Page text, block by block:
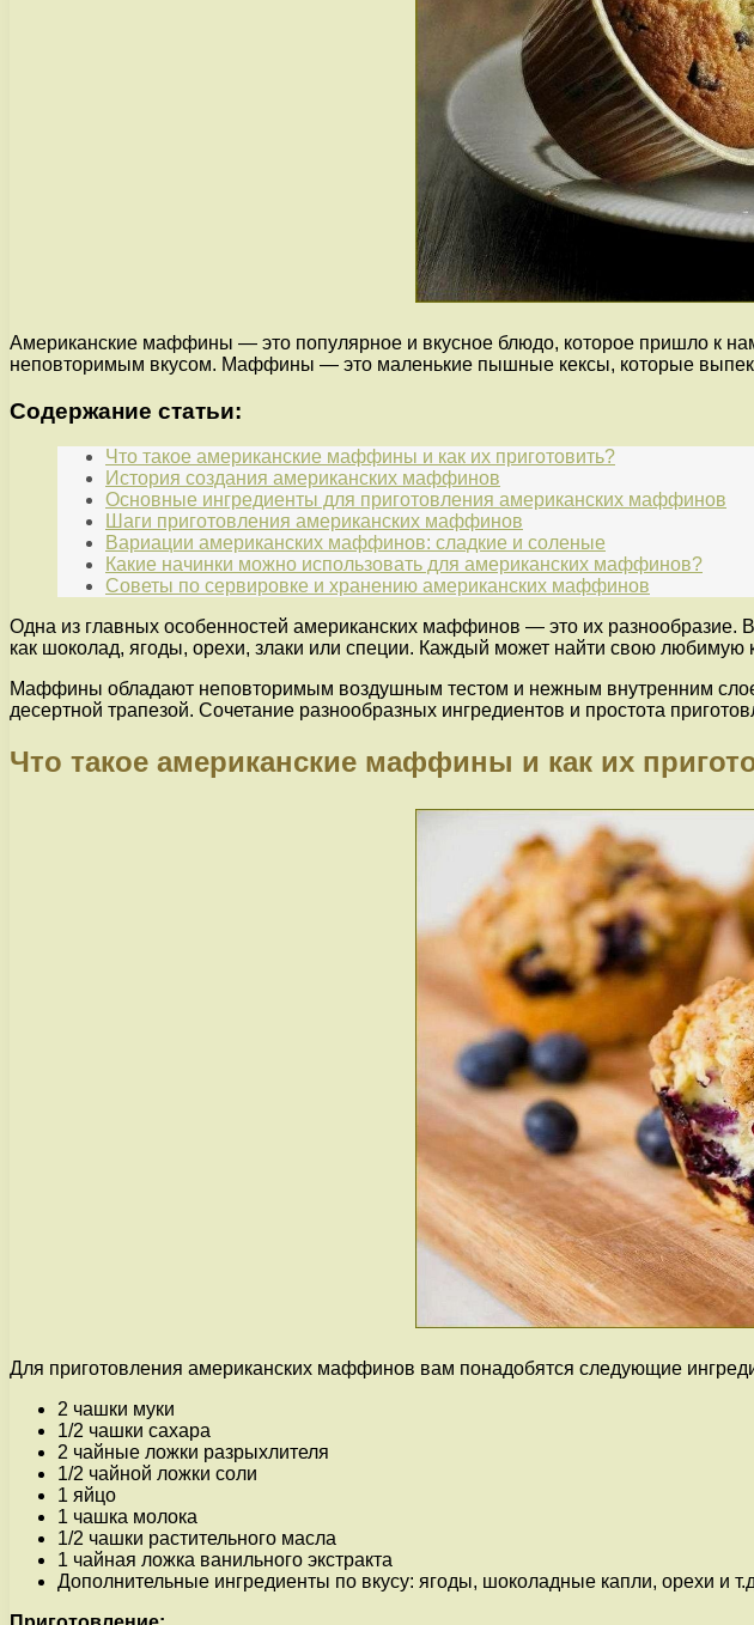
Американские маффины — это популярное и вкусное блюдо, которое пришло к
неповторимым вкусом. Маффины — это маленькие пышные кексы, которые
Содержание статьи:
Что такое американские маффины и как их приготовить?
История создания американских маффинов
Основные ингредиенты для приготовления американских маффинов
Шаги приготовления американских маффинов
Вариации американских маффинов: сладкие и соленые
Какие начинки можно использовать для американских маффинов?
Советы по сервировке и хранению американских маффинов
Одна из главных особенностей американских маффинов — это их разнообразие.
как шоколад, ягоды, орехи, злаки или специи. Каждый может найти свою любимую
Маффины обладают неповторимым воздушным тестом и нежным внутренним
десертной трапезой. Сочетание разнообразных ингредиентов и простота
Что такое американские маффины и как их
Для приготовления американских маффинов вам понадобятся следующие
2 чашки муки
1/2 чашки сахара
2 чайные ложки разрыхлителя
1/2 чайной ложки соли
1 яйцо
1 чашка молока
1/2 чашки растительного масла
1 чайная ложка ванильного экстракта
Дополнительные ингредиенты по вкусу: ягоды, шоколадные капли, орехи и